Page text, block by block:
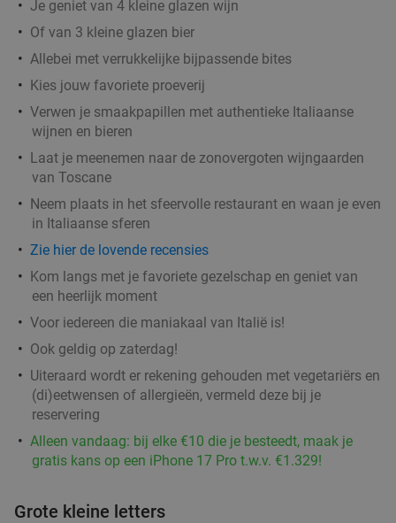
Taverna Yamas
De Bilt
Verkocht: 98
€29
50%
3-gangen keuzelunch bij Pomp 41
Morgen Zo Ma
Di
Pomp 41
Verkocht: 761
€14 ,95
Ontbijtbuffet (1,5 uur) of afternoon tea (2 uur)
Morgen Zo Ma Di
Je geniet van 4 kleine glazen wijn
Of van 3 kleine glazen bier
Allebei met verrukkelijke bijpassende bites
Kies jouw favoriete proeverij
Verwen je smaakpapillen met authentieke Italiaanse
wijnen en bieren
Laat je meenemen naar de zonovergoten wijngaarden
van Toscane
Neem plaats in het sfeervolle restaurant en waan je even
in Italiaanse sferen
Zie hier de lovende recensies
Kom langs met je favoriete gezelschap en geniet van
een heerlijk moment
Voor iedereen die maniakaal van Italië is!
Ook geldig op zaterdag!
Uiteraard wordt er rekening gehouden met vegetariërs en
(di)eetwensen of allergieën, vermeld deze bij je
reservering
Alleen vandaag: bij elke €10 die je besteedt, maak je
gratis kans op een iPhone 17 Pro t.w.v. €1.329!
Grote kleine letters